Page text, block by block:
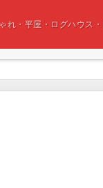
れ・平屋・ログハウス